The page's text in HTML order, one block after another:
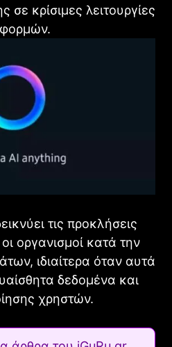
σε κρίσιμες λειτουργίες
τις προκλήσεις
οργανισμοί κατά την
ιδιαίτερα όταν αυτά
δεδομένα και
χρηστών.